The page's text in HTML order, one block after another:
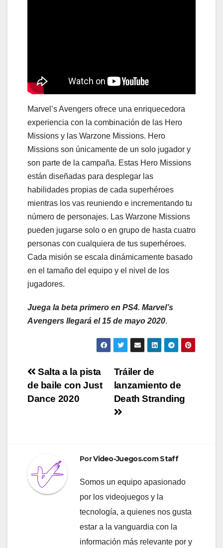
Marvel’s Avengers ofrece una enriquecedora
experiencia con la combinación de las Hero
Missions y las Warzone Missions. Hero
Missions son únicamente de un solo jugador y
son parte de la campaña. Estas Hero Missions
están diseñadas para desplegar las
habilidades propias de cada superhéroes
mientras los vas reuniendo e incrementando tu
número de personajes. Las Warzone Missions
pueden jugarse solo o en grupo de hasta cuatro
personas con cualquiera de tus superhéroes.
Cada misión se escala dinámicamente basado
en el tamaño del equipo y el nivel de los
jugadores.
Juega la beta primero en PS4. Marvel’s
Avengers llegará el 15 de mayo 2020.
Navegación
de
Tráiler de
lanzamiento de
Death Stranding
Salta a la pista
de baile con Just
Dance 2020
PorVideo-Juegos.com Staff
Somos un equipo apasionado
por los videojuegos y la
tecnología, a quienes nos gusta
estar a la vanguardia con la
información más relevante por y